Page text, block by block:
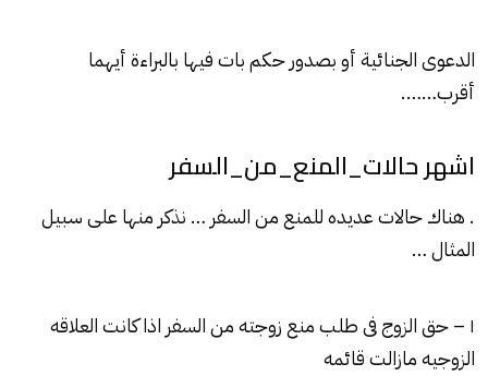
الدعوى الجنائية أو بصدور حكم بات فيها بالبراءة أيهما
أقرب…….
اشهر حالات_المنع_من_السفر
. هناك حالات عديده للمنع من السفر … نذكر منها على سبيل
المثال …
١ – حق الزوج فى طلب منع زوجته من السفر اذا كانت العلاقه
الزوجيه مازالت قائمه